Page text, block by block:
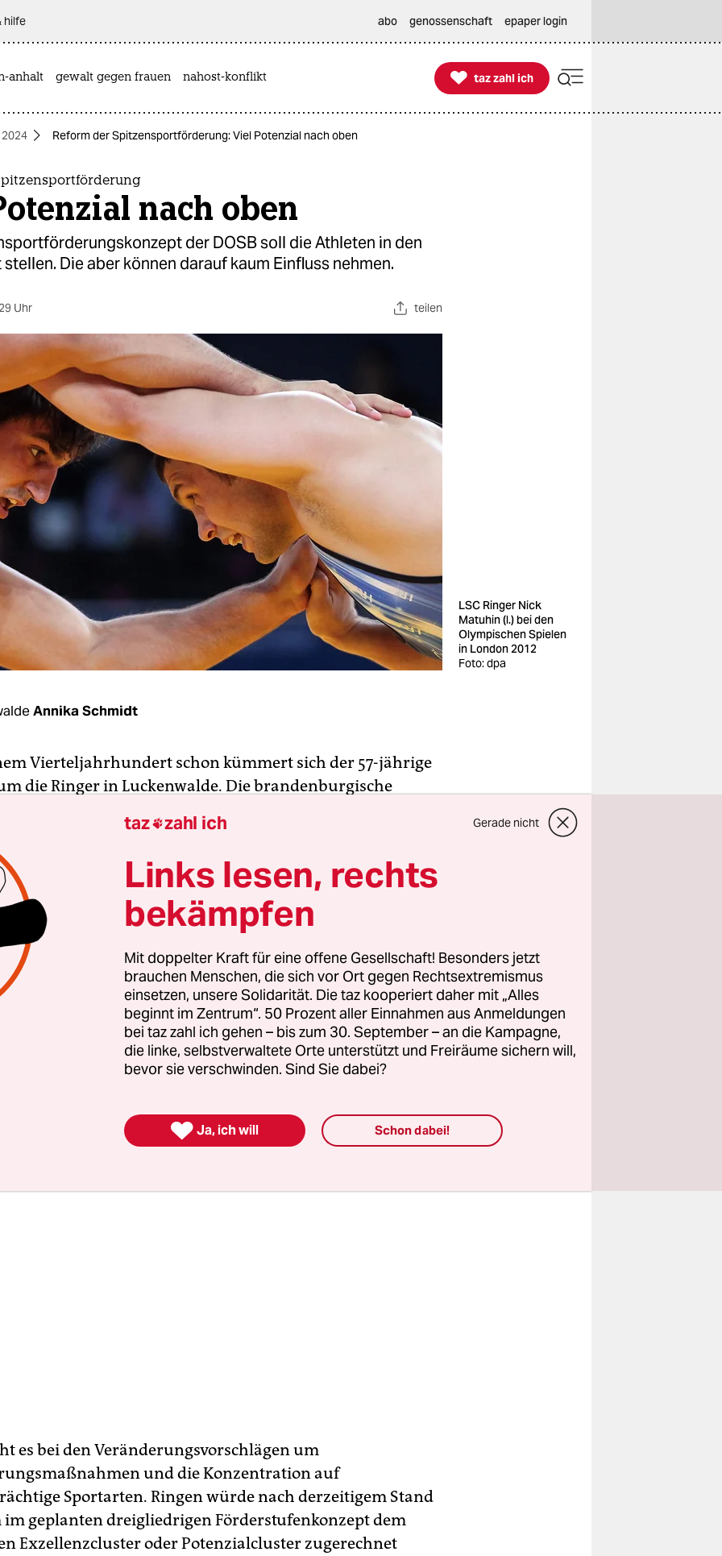
hilfe abo genossenschaft epaper login
anhalt gewalt gegen frauen nahost-konflikt 
taz zahl ich
taz zahl ich
Reform der Spitzensportförderung: Viel Potenzial nach oben
nach oben
der DOSB soll die Athleten in den
Die aber können darauf kaum Einfluss nehmen.
Uhr teilen
LSC Ringer Nick
Matuhin (l.) bei den
Olympischen Spielen
in London 2012
Foto: dpa
Annika Schmidt
Vierteljahrhundert schon kümmert sich der 57-jährige
die Ringer in Luckenwalde. Die brandenburgische
in Deutschland. Und wie jeden Montagnachmittag
die Gruppe der 12- bis 15-Jährigen. Technikübungen
auf dem Programm. Immer wieder bleibt Röll stehen und
der vielen Kämpfe, macht etwas vor und gibt Tipps.
der Ringermatten ist Röll in diesen Wochen wortkarg
will jetzt nichts Falsches sagen. Seine berufliche Existenz
Spiel.
Reform der Spitzensportförderung, die der Deutsche
Sportbund (DOSB) gemeinsam mit dem
die letzten zwei Jahre erarbeitet hat und die
Maizière vorgestellt wurde, würde Röll den Job kosten.
es bei den Veränderungsvorschlägen um
und die Konzentration auf
Sportarten. Ringen würde nach derzeitigem Stand
geplanten dreigliedrigen Förderstufenkonzept dem
Exzellenzcluster oder Potenzialcluster zugerechnet
taz zahl ich Gerade nicht
Links lesen, rechts
bekämpfen
Mit doppelter Kraft für eine offene Gesellschaft! Besonders jetzt
brauchen Menschen, die sich vor Ort gegen Rechtsextremismus
einsetzen, unsere Solidarität. Die taz kooperiert daher mit „Alles
beginnt im Zentrum“. 50 Prozent aller Einnahmen aus Anmeldungen
bei taz zahl ich gehen – bis zum 30. September – an die Kampagne,
die linke, selbstverwaltete Orte unterstützt und Freiräume sichern will,
bevor sie verschwinden. Sind Sie dabei?
 Ja, ich will Schon dabei!